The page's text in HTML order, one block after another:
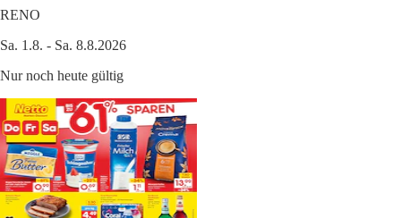
RENO
Sa. 1.8. - Sa. 8.8.2026
Nur noch heute gültig